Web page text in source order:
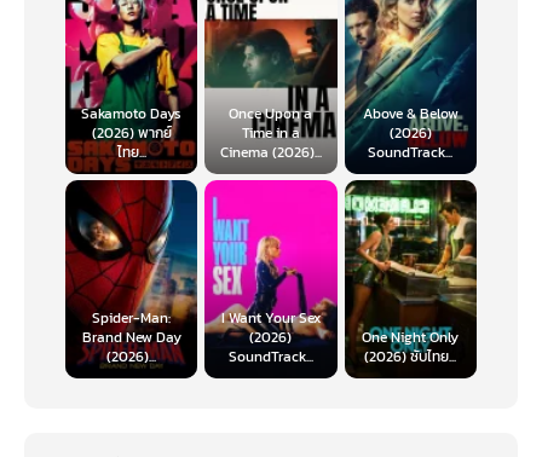
Sakamoto Days
(2026) พากย์
ไทย...
Once Upon a
Time in a
Cinema (2026)...
Above & Below
(2026)
SoundTrack...
Spider-Man:
Brand New Day
(2026)...
I Want Your Sex
(2026)
SoundTrack...
One Night Only
(2026) ซับไทย...